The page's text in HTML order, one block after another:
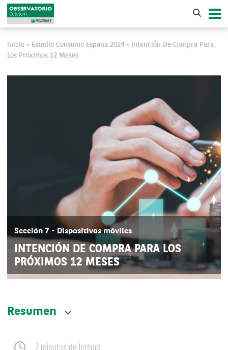
Inicio > Estudio Consumo España 2024 >
Intención De Compra Para
Los Próximos 12 Meses
Sección 7 - Dispositivos móviles
INTENCIÓN DE COMPRA PARA LOS
PRÓXIMOS 12 MESES
Resumen